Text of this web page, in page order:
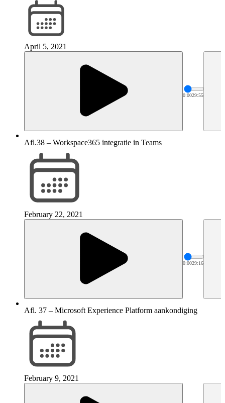
April 5, 2021
0:0029:55
Afl.38 – Workspace365 integratie in Teams
February 22, 2021
0:0029:16
Afl. 37 – Microsoft Experience Platform aankondiging
February 9, 2021